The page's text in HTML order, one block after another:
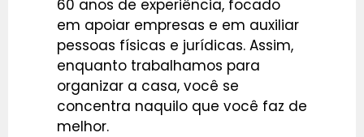
60 anos de experiência, focado
em apoiar empresas e em auxiliar
pessoas físicas e jurídicas. Assim,
enquanto trabalhamos para
organizar a casa, você se
concentra naquilo que você faz de
melhor.